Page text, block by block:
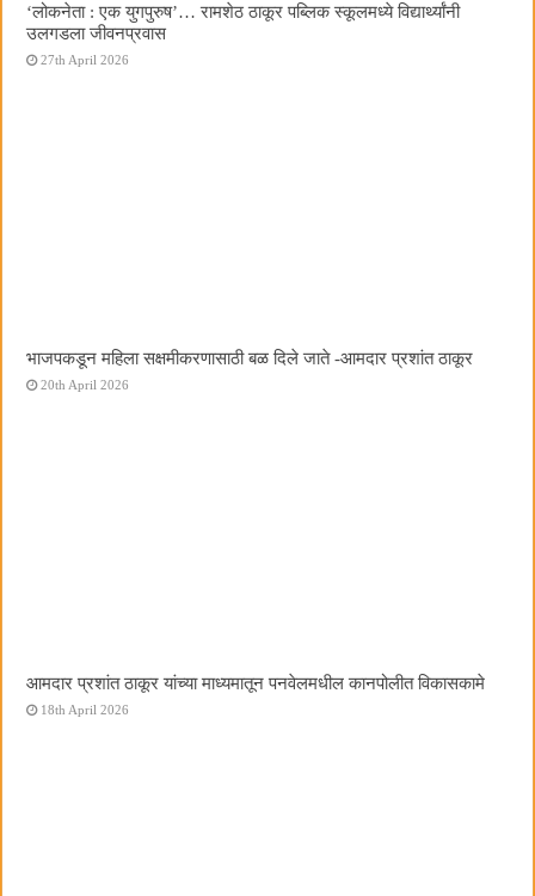
‌‘लोकनेता : एक युगपुरुष‌’… रामशेठ ठाकूर पब्लिक स्कूलमध्ये विद्यार्थ्यांनी
उलगडला जीवनप्रवास
27th April 2026
भाजपकडून महिला सक्षमीकरणासाठी बळ दिले जाते -आमदार प्रशांत ठाकूर
20th April 2026
आमदार प्रशांत ठाकूर यांच्या माध्यमातून पनवेलमधील कानपोलीत विकासकामे
18th April 2026